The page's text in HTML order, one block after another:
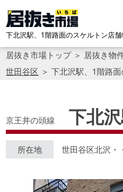
下北沢駅、1階路面のスケルトン店舗
居抜き市場トップ＞ 居抜き物
世田谷区 ＞ 下北沢駅、1階路
京王井の頭線 下北
所在地 世田谷区北沢・